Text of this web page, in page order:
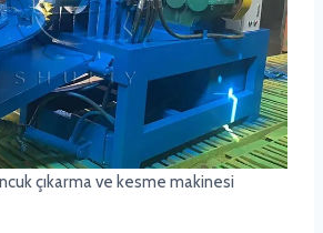
çıkarma ve kesme makinesi